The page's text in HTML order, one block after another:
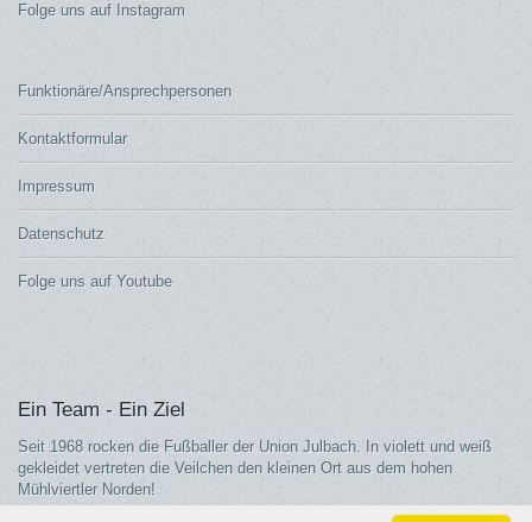
Folge uns auf Instagram
Funktionäre/Ansprechpersonen
Kontaktformular
Impressum
Datenschutz
Folge uns auf Youtube
Ein Team - Ein Ziel
Seit 1968 rocken die Fußballer der Union Julbach. In violett und weiß
gekleidet vertreten die Veilchen den kleinen Ort aus dem hohen
Mühlviertler Norden!